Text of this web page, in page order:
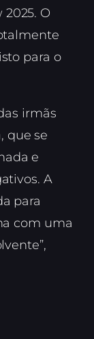
O
para o
irmãs
que se
e
A
para
com uma